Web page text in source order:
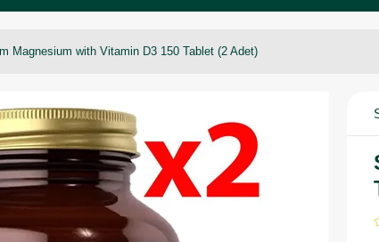
Magnesium with Vitamin D3 150 Tablet (2 Adet)